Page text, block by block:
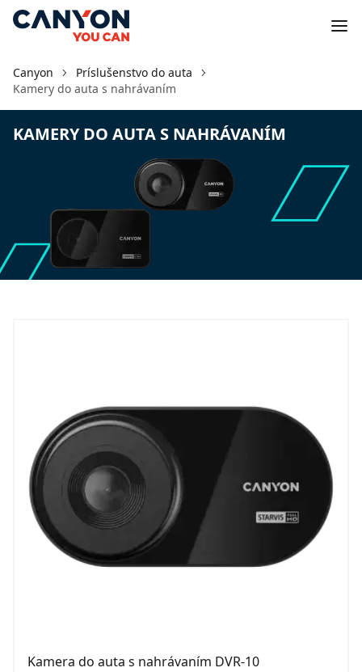
Canyon
Príslušenstvo do auta
Kamery do auta s nahrávaním
KAMERY DO AUTA S NAHRÁVANÍM
Kamera do auta s nahrávaním DVR-10